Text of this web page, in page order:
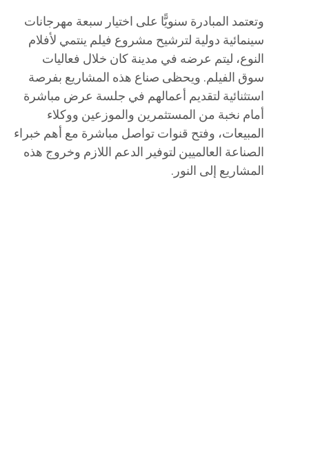
وتعتمد المبادرة سنويًّا على اختيار سبعة مهرجانات
سينمائية دولية لترشيح مشروع فيلم ينتمي لأفلام
النوع، ليتم عرضه في مدينة كان خلال فعاليات
سوق الفيلم. ويحظى صناع هذه المشاريع بفرصة
استثنائية لتقديم أعمالهم في جلسة عرض مباشرة
أمام نخبة من المستثمرين والموزعين ووكلاء
المبيعات، وفتح قنوات تواصل مباشرة مع أهم خبراء
الصناعة العالميين لتوفير الدعم اللازم وخروج هذه
المشاريع إلى النور.